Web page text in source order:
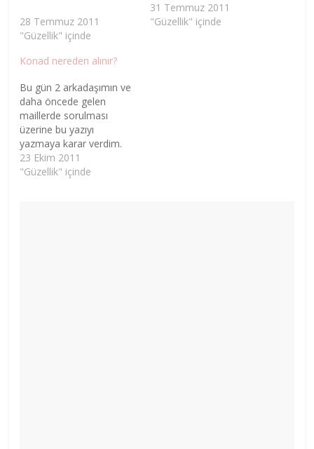
28 Temmuz 2011
"Güzellik" içinde
31 Temmuz 2011
"Güzellik" içinde
Konad nereden alınır?
Bu gün 2 arkadaşımın ve
daha öncede gelen
maillerde sorulması
üzerine bu yazıyı
yazmaya karar verdim.
Konad için ihtiyacınız olan
4 şey var. 1- Konad diski
23 Ekim 2011
"Güzellik" içinde